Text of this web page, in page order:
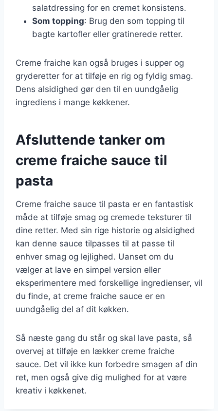
salatdressing for en cremet konsistens.
Som topping: Brug den som topping til
bagte kartofler eller gratinerede retter.
Creme fraiche kan også bruges i supper og
gryderetter for at tilføje en rig og fyldig smag.
Dens alsidighed gør den til en uundgåelig
ingrediens i mange køkkener.
Afsluttende tanker om
creme fraiche sauce til
pasta
Creme fraiche sauce til pasta er en fantastisk
måde at tilføje smag og cremede teksturer til
dine retter. Med sin rige historie og alsidighed
kan denne sauce tilpasses til at passe til
enhver smag og lejlighed. Uanset om du
vælger at lave en simpel version eller
eksperimentere med forskellige ingredienser, vil
du finde, at creme fraiche sauce er en
uundgåelig del af dit køkken.
Så næste gang du står og skal lave pasta, så
overvej at tilføje en lækker creme fraiche
sauce. Det vil ikke kun forbedre smagen af din
ret, men også give dig mulighed for at være
kreativ i køkkenet.